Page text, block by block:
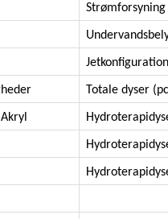
Strømforsyning
Totale dyser